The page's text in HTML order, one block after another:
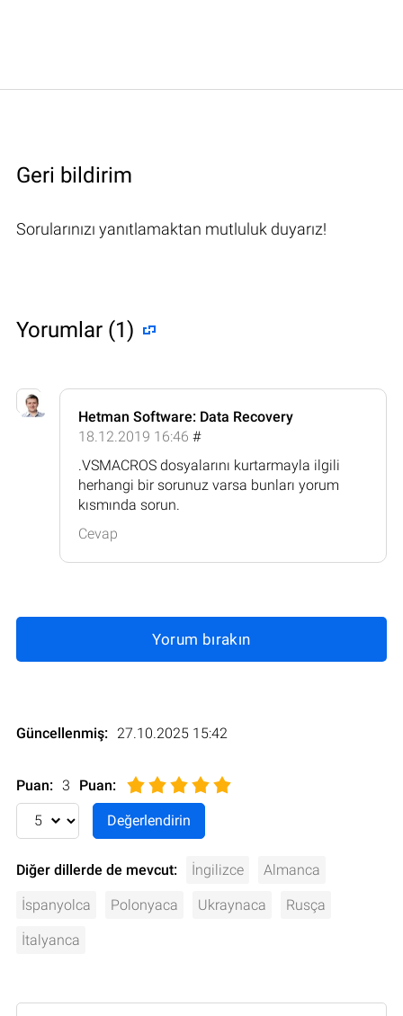
Geri bildirim
Sorularınızı yanıtlamaktan mutluluk duyarız!
Yorumlar (1)
Hetman Software: Data Recovery
18.12.2019 16:46 #
.VSMACROS dosyalarını kurtarmayla ilgili
herhangi bir sorunuz varsa bunları yorum
kısmında sorun.
Cevap
Yorum bırakın
Güncellenmiş: 27.10.2025 15:42
Puan: 3 Puan:
Diğer dillerde de mevcut: İngilizce Almanca
İspanyolca Polonyaca Ukraynaca Rusça
İtalyanca